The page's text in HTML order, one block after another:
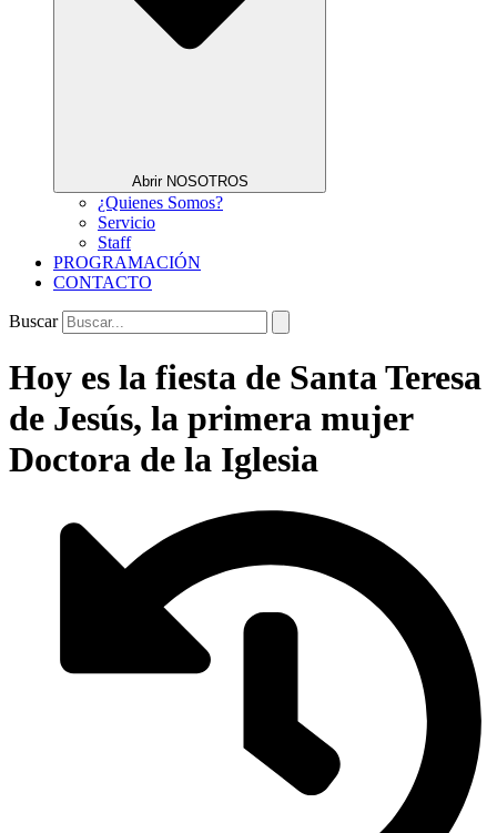
Abrir NOSOTROS
¿Quienes Somos?
Servicio
Staff
PROGRAMACIÓN
CONTACTO
Buscar
Hoy es la fiesta de Santa Teresa
de Jesús, la primera mujer
Doctora de la Iglesia